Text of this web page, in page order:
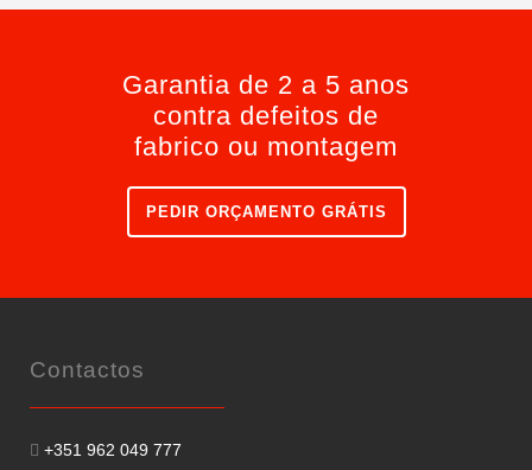
Garantia de 2 a 5 anos
contra defeitos de
fabrico ou montagem
PEDIR ORÇAMENTO GRÁTIS
Contactos
+351 962 049 777